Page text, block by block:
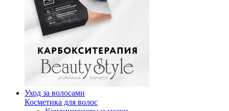
Уход за волосами
Косметика для волос